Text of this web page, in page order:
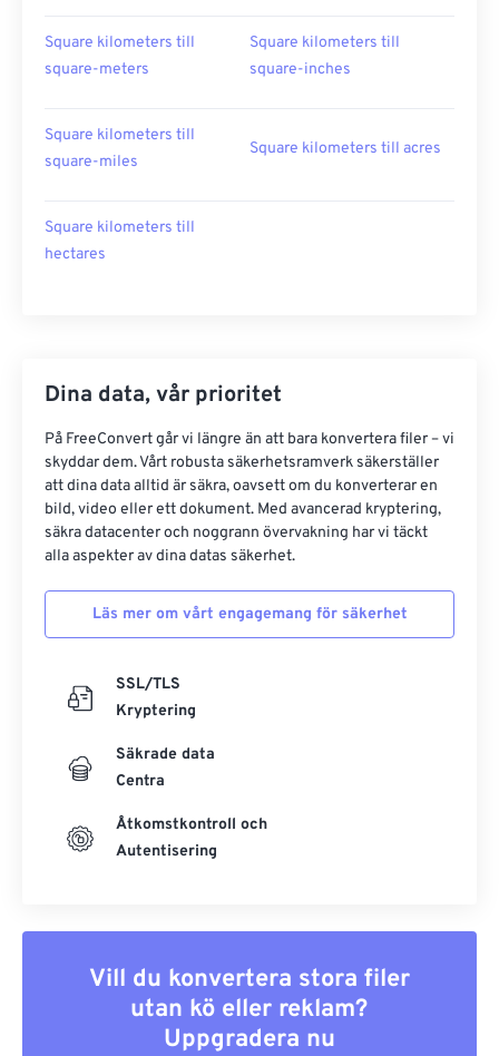
Square kilometers till
square-meters
Square kilometers till
square-inches
Square kilometers till
square-miles
Square kilometers till acres
Square kilometers till
hectares
Dina data, vår prioritet
På FreeConvert går vi längre än att bara konvertera filer – vi
skyddar dem. Vårt robusta säkerhetsramverk säkerställer
att dina data alltid är säkra, oavsett om du konverterar en
bild, video eller ett dokument. Med avancerad kryptering,
säkra datacenter och noggrann övervakning har vi täckt
alla aspekter av dina datas säkerhet.
Läs mer om vårt engagemang för säkerhet
SSL/TLS
Kryptering
Säkrade data
Centra
Åtkomstkontroll och
Autentisering
Vill du konvertera stora filer
utan kö eller reklam?
Uppgradera nu